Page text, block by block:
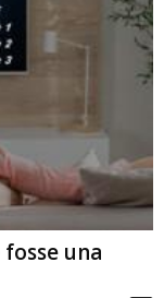
una